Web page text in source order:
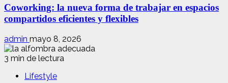
Coworking: la nueva forma de trabajar en espacios
compartidos eficientes y flexibles
admin mayo 8, 2026
3 min de lectura
Lifestyle